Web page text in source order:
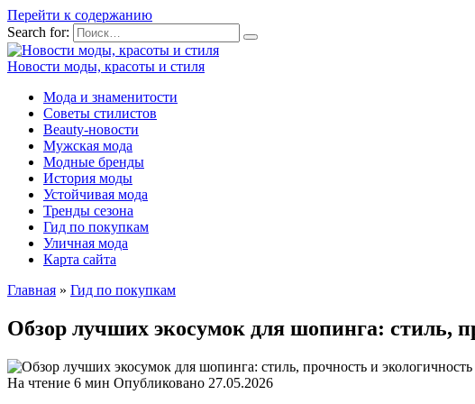
Перейти к содержанию
Search for:
Новости моды, красоты и стиля
Мода и знаменитости
Советы стилистов
Beauty-новости
Мужская мода
Модные бренды
История моды
Устойчивая мода
Тренды сезона
Гид по покупкам
Уличная мода
Карта сайта
Главная » Гид по покупкам
Обзор лучших экосумок для шопинга: стиль,
На чтение 6 мин Опубликовано 27.05.2026